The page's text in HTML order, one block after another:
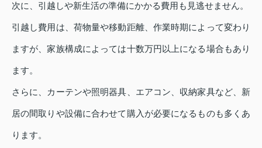
次に、引越しや新生活の準備にかかる費用も見逃せません。
引越し費用は、荷物量や移動距離、作業時期によって変わり
ますが、家族構成によっては十数万円以上になる場合もあり
ます。
さらに、カーテンや照明器具、エアコン、収納家具など、新
居の間取りや設備に合わせて購入が必要になるものも多くあ
ります。